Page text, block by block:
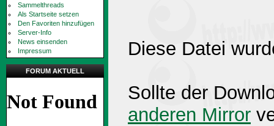
Sammelthreads
Als Startseite setzen
Den Favoriten hinzufügen
Server-Info
News einsenden
Impressum
FORUM AKTUELL
Diese Datei
Sollte der
anderen Mirror